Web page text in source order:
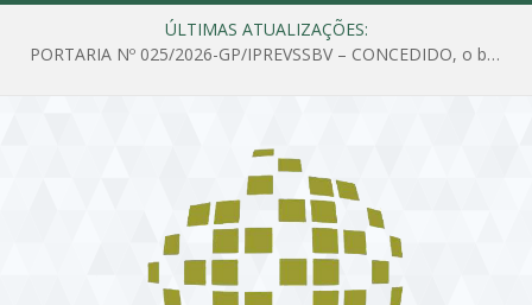
ÚLTIMAS ATUALIZAÇÕES:
PORTARIA Nº 025/2026-GP/IPREVSSBV – CONCEDIDO, o benefício de PENSÃO a MARIA ESTELA DOS SANTOS SOUZA